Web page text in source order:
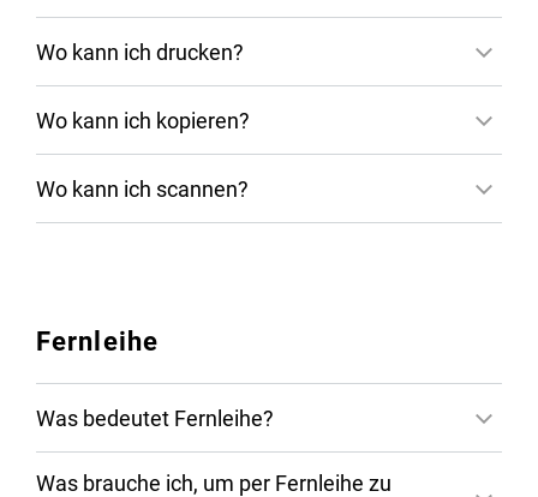
Wo kann ich drucken?
Wo kann ich kopieren?
Wo kann ich scannen?
Fernleihe
Was bedeutet Fernleihe?
Was brauche ich, um per Fernleihe zu